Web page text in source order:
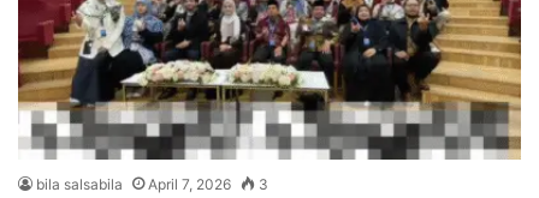
bila salsabila April 7, 2026 3